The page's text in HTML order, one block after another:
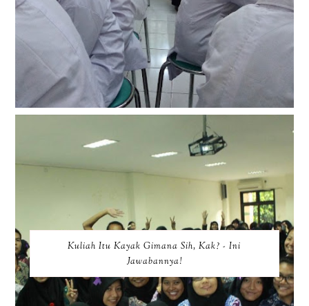
Kuliah Itu Kayak Gimana Sih, Kak? - Ini
Jawabannya!